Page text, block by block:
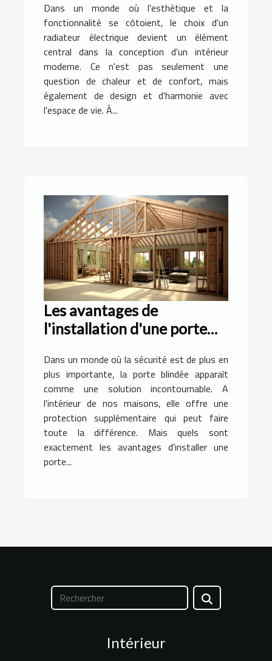
moderne
Dans un monde où l'esthétique et la
fonctionnalité se côtoient, le choix d'un
radiateur électrique devient un élément
central dans la conception d'un intérieur
moderne. Ce n'est pas seulement une
question de chaleur et de confort, mais
également de design et d'harmonie avec
l'espace de vie. À...
Les avantages de
l'installation d'une porte
Dans un monde où la sécurité est de plus en
plus importante, la porte blindée apparaît
comme une solution incontournable. A
l'intérieur de nos maisons, elle offre une
protection supplémentaire qui peut faire
toute la différence. Mais quels sont
exactement les avantages d'installer une
porte...
Intérieur